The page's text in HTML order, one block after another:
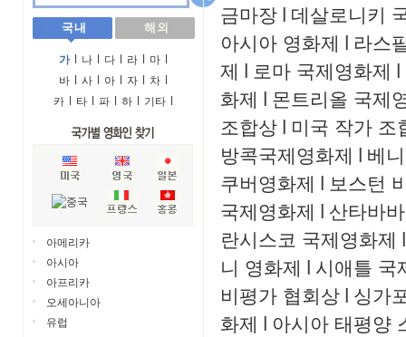
국 내 해 외
가 l 나 l 다 l 라 l 마 l
바 l 사 l 아 l 자 l 차 l
카 l 타 l 파 l 하 l 기타 l
아메리카
아시아
아프리카
오세아니아
유럽
금마장 l 데살로니키
아시아 영화제 l 라스
제 l 로마 국제영화제 l
화제 l 몬트리올 국제
조합상 l 미국 작가 조
방콕국제영화제 l 베
쿠버영화제 l 보스턴
국제영화제 l 산타바
란시스코 국제영화제 l
니 영화제 l 시애틀 국
비평가 협회상 l 싱가
화제 l 아시아 태평양